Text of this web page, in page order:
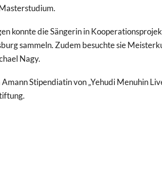
konnte die Sängerin in
sammeln. Zudem besuchte sie
Nagy.
Stipendiatin von „Yehudi Menuhin